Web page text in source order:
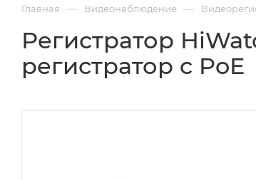
Главная — Видеонаблюдение —
Регистратор
регистратор c PoE